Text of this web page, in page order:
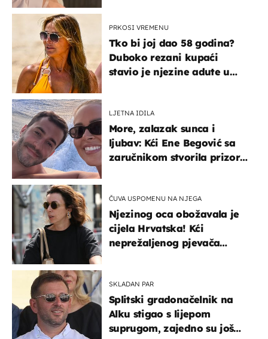
PRKOSI VREMENU
Tko bi joj dao 58 godina?
Duboko rezani kupaći
stavio je njezine adute u
LJETNA IDILA
More, zalazak sunca i
ljubav: Kći Ene Begović sa
zaručnikom stvorila prizor
ČUVA USPOMENU NA NJEGA
Njezinog oca obožavala je
cijela Hrvatska! Kći
neprežaljenog pjevača
SKLADAN PAR
Splitski gradonačelnik na
Alku stigao s lijepom
suprugom, zajedno su još